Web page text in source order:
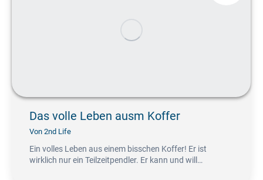
Das volle Leben ausm Koffer
Von 2nd Life
Ein volles Leben aus einem bisschen Koffer! Er ist
wirklich nur ein Teilzeitpendler. Er kann und will…